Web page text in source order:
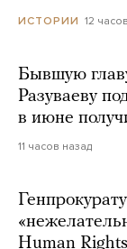
ИСТОРИИ 12
Бывшую
Разуваеву
в июне
11 часов назад
Human